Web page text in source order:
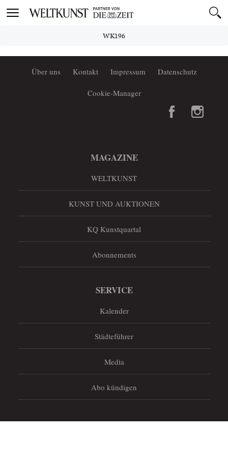
Toggle
WK196
Über uns Kontakt Impressum Datenschutz
Cookie-Manager
MAGAZINE
WELTKUNST
KUNST UND AUKTIONEN
KQ Kunstquartal
Abonnements
SERVICE
Kalender
Städteführer
Media
Abo kündigen